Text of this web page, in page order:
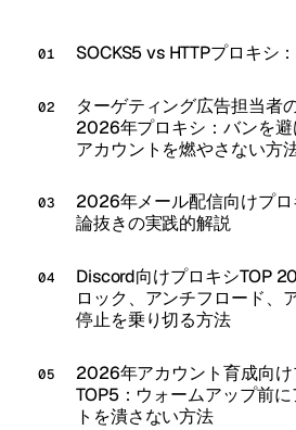
SOCKS5 vs HTTPプロキシ
ターゲティング広告担当者
2026年プロキシ：バンを
アカウントを燃やさない方
2026年メール配信向けプ
論抜きの実践的解説
Discord向けプロキシTOP
ロック、アンチフロード、
停止を乗り切る方法
2026年アカウント育成向
TOP5：ウォームアップ前
トを潰さない方法